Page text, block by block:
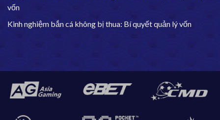
vốn
Kinh nghiệm bắn cá không bị thua: Bí quyết quản lý vốn